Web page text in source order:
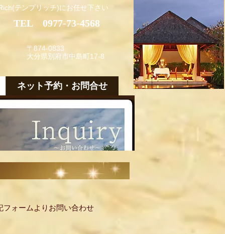
テンプリッチ)にお任せ下さい
TEL 0977-73-4568
〒874-0833
大分県別府市中島町17-8
ネット予約・お問合せ
ォームよりお問い合わせ